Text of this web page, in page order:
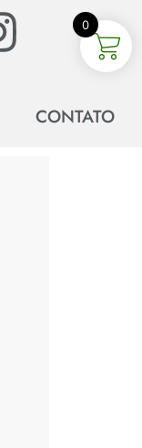
CONTATO
0